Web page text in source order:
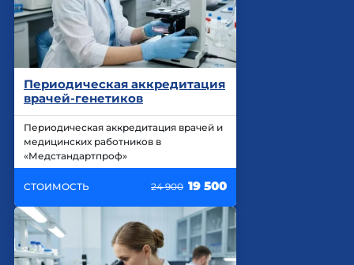
Периодическая аккредитация
врачей-генетиков
Периодическая аккредитация врачей и
медицинских работников в
«Медстандартпроф»
СТОИМОСТЬ 24 900 19 500